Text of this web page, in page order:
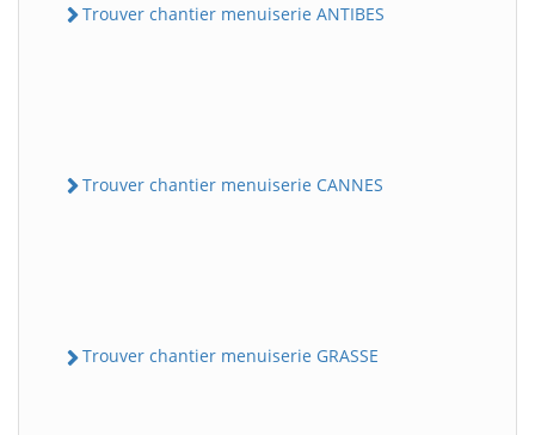
Trouver chantier menuiserie ANTIBES
Trouver chantier menuiserie CANNES
Trouver chantier menuiserie GRASSE